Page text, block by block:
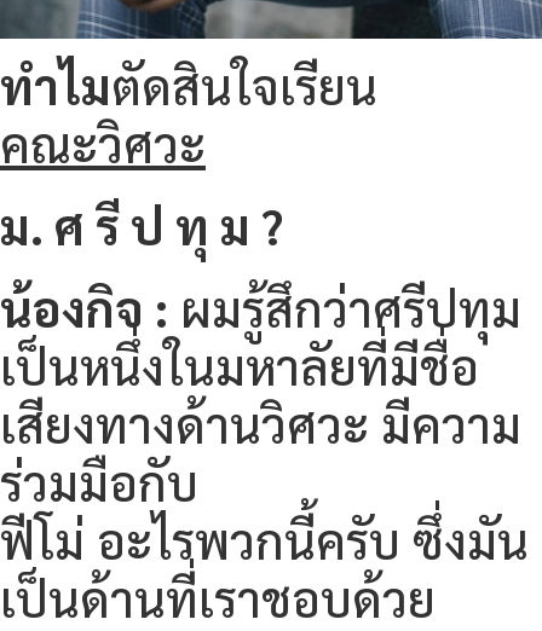
ทำไมตัดสินใจเรียน
คณะวิศวะ
ม. ศ รี ป ทุ ม ?
น้องกิจ : ผมรู้สึกว่าศรีปทุม
เป็นหนึ่งในมหาลัยที่มีชื่อ
เสียงทางด้านวิศวะ มีความ
ร่วมมือกับ
ฟีโม่ อะไรพวกนี้ครับ ซึ่งมัน
เป็นด้านที่เราชอบด้วย